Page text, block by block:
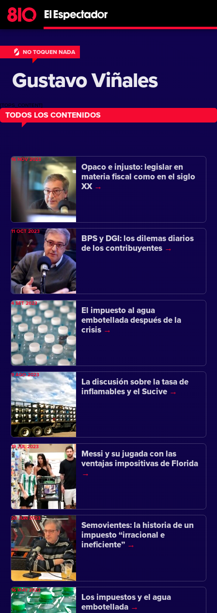
NO TOQUEN NADA
Gustavo Viñales
[TOPS_CONTENT]
TODOS LOS CONTENIDOS
Opaco e injusto: legislar en
materia fiscal como en el siglo
XX
16 NOV 2023
BPS y DGI: los dilemas diarios
de los contribuyentes
11 OCT 2023
El impuesto al agua
embotellada después de la
crisis
4 SET 2023
La discusión sobre la tasa de
inflamables y el Sucive
9 AGO 2023
Messi y su jugada con las
ventajas impositivas de Florida
19 JUL 2023
Semovientes: la historia de un
impuesto “irracional e
ineficiente”
20 JUN 2023
Los impuestos y el agua
embotellada
16 MAY 2023